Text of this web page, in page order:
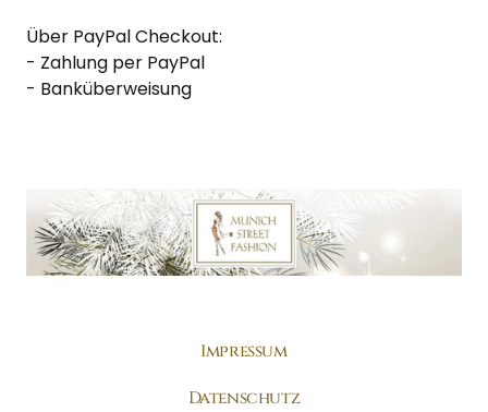
Über PayPal Checkout:
- Zahlung per PayPal
- Banküberweisung
Impressum
Datenschutz